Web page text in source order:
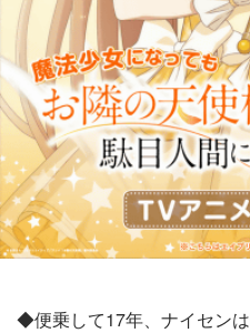
◆便乗して17年、ナイセンは